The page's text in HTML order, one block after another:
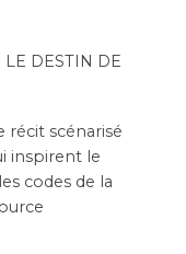
LE DESTIN DE
récit scénarisé
inspirent le
codes de la